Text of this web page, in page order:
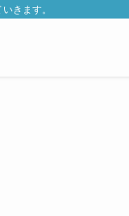
きます。